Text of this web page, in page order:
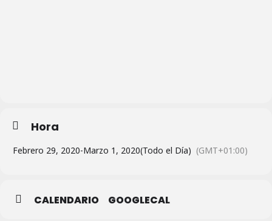
Hora
Febrero 29, 2020-Marzo 1, 2020(Todo el Día) (GMT+01:00)
CALENDARIO GOOGLECAL